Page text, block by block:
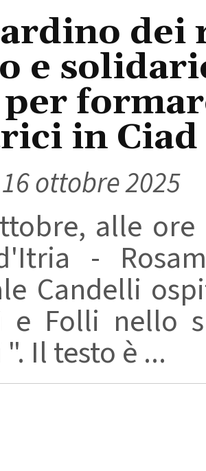
dei
e
per
in Ciad
ottobre 2025
alle
-
Candelli
e Folli nello
Il testo è ...